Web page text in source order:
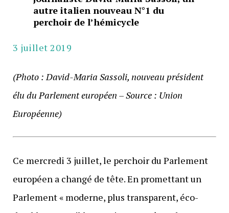
autre italien nouveau N°1 du
perchoir de l’hémicycle
3 juillet 2019
(Photo : David-Maria Sassoli, nouveau président
élu du Parlement européen – Source : Union
Européenne)
Ce mercredi 3 juillet, le perchoir du Parlement
européen a changé de tête. En promettant un
Parlement « moderne, plus transparent, éco-